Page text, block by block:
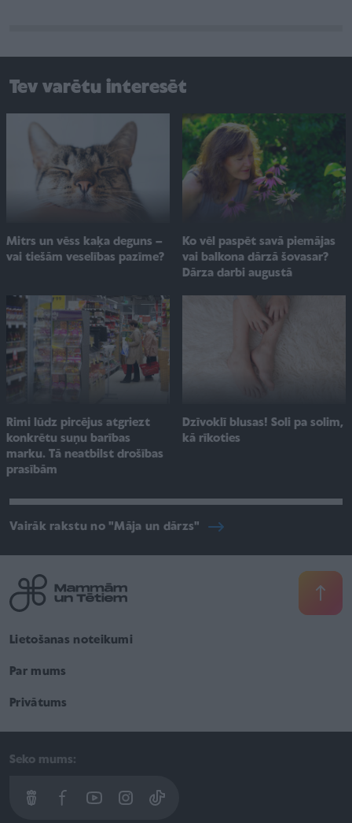
Tev varētu interesēt
Mitrs un vēss kaķa deguns –
vai tiešām veselības pazīme?
Ko vēl paspēt savā piemājas
vai balkona dārzā šovasar?
Dārza darbi augustā
Rimi lūdz pircējus atgriezt
konkrētu suņu barības
marku. Tā neatbilst drošības
prasībām
Dzīvoklī blusas! Soli pa solim,
kā rīkoties
Vairāk rakstu no "Māja un dārzs"
Lietošanas noteikumi
Par mums
Privātums
Seko mums: